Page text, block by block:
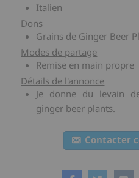
Italien
Dons
Grains de Ginger Beer
Modes de partage
Remise en main propre
Détails de l'annonce
Je donne du levain
ginger beer plants.
Contacter